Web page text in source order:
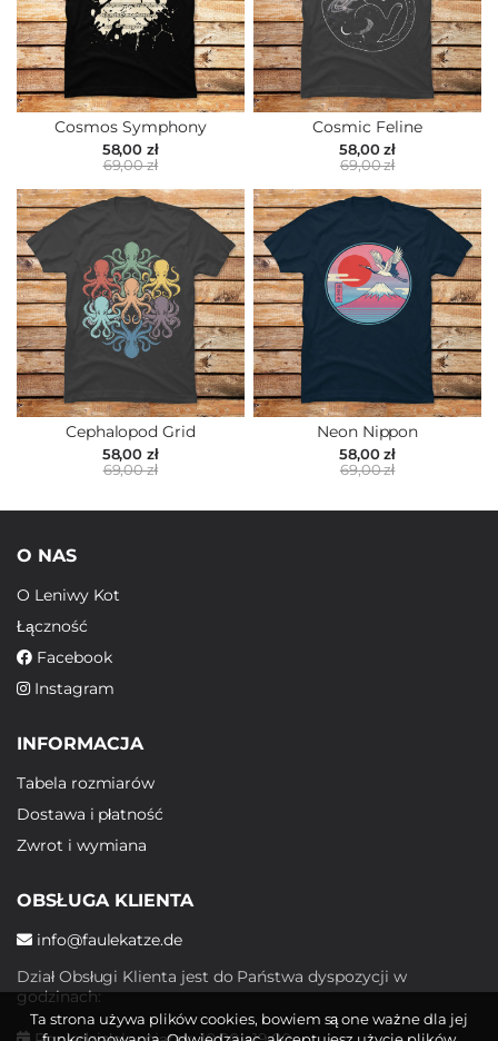
Cosmos Symphony
58,00 zł
69,00 zł
Cosmic Feline
58,00 zł
69,00 zł
Cephalopod Grid
58,00 zł
69,00 zł
Neon Nippon
58,00 zł
69,00 zł
O NAS
O Leniwy Kot
Łączność
Facebook
Instagram
INFORMACJA
Tabela rozmiarów
Dostawa i płatność
Zwrot i wymiana
OBSŁUGA KLIENTA
info@faulekatze.de
Dział Obsługi Klienta jest do Państwa dyspozycji w
godzinach:
Ta strona używa plików cookies, bowiem są one ważne dla jej